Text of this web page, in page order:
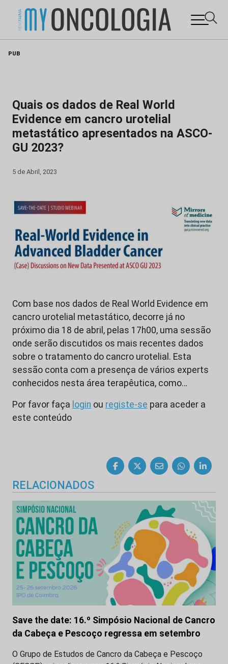
PUB
Quais os dados de Real World
Evidence em cancro urotelial
metastático apresentados na ASCO-
GU 202 3?
5 de Abril, 2023
Com base nos dados de Real World Evidence em
cancro urotelial metastático, decorre já no
próximo dia 18 de abril, pelas 17h00, uma sessão
onde serão discutidos os mais recentes dados
sobre o tratamento do cancro urotelial. Esta
sessão conta com a presença de vários experts
conhecidos nesta área terapêutica, como…
Por favor faça login ou registe-se para aceder a
este conteúdo
RELACIONADOS
Save the date: 16.º Simpósio Nacional de Cancro
da Cabeça e Pescoço regressa em setembro
O Grupo de Estudos de Cancro da Cabeça e Pescoço